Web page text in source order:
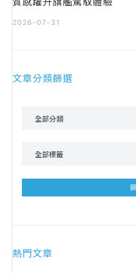
2026-07-31
文章分類篩選
熱門文章